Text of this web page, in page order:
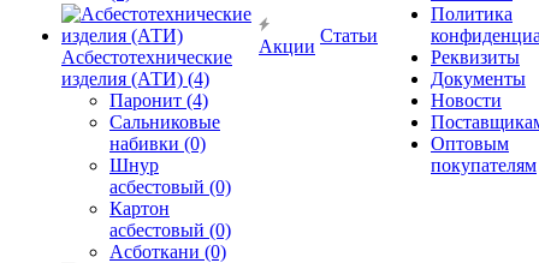
Асбестотехнические
изделия (АТИ) (4)
Паронит (4)
Сальниковые
набивки (0)
Шнур
асбестовый (0)
Картон
асбестовый (0)
Асботкани (0)
Акции
Статьи
Политика
Реквизиты
Документы
Новости
Оптовым
покупателям